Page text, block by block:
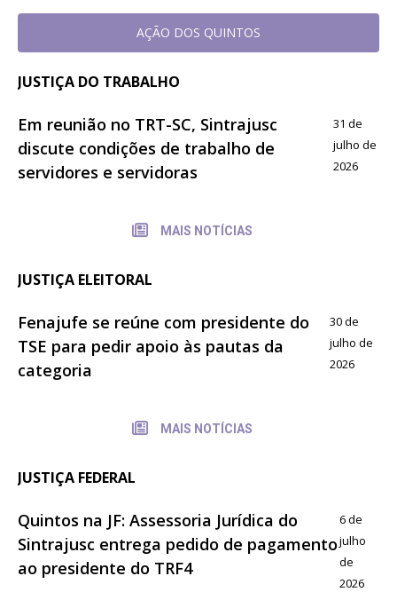
AÇÃO DOS QUINTOS
JUSTIÇA DO TRABALHO
Em reunião no TRT-SC, Sintrajusc
discute condições de trabalho de
servidores e servidoras
31 de
julho de
2026
MAIS NOTÍCIAS
JUSTIÇA ELEITORAL
Fenajufe se reúne com presidente do
TSE para pedir apoio às pautas da
categoria
30 de
julho de
2026
MAIS NOTÍCIAS
JUSTIÇA FEDERAL
Quintos na JF: Assessoria Jurídica do
Sintrajusc entrega pedido de pagamento
ao presidente do TRF4
6 de
julho
de
2026